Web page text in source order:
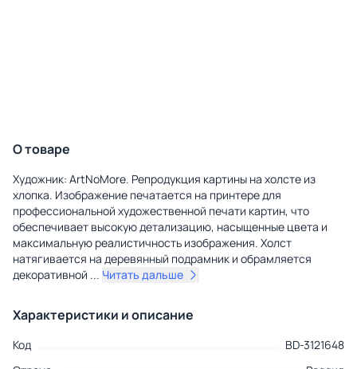
О товаре
Художник: ArtNoMore. Репродукция картины на холсте из
хлопка. Изображение печатается на принтере для
профессиональной художественной печати картин, что
обеспечивает высокую детализацию, насыщенные цвета и
максимальную реалистичность изображения. Холст
натягивается на деревянный подрамник и обрамляется
декоративной ... Читать дальше
Характеристики и описание
Код
BD-3121648